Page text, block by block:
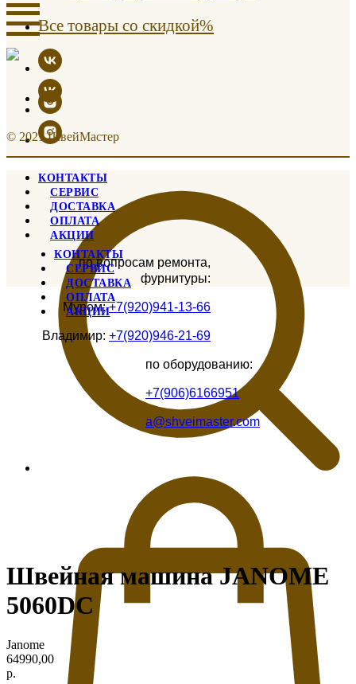
Все товары со скидкой%
© 2021 ШвейМастер
КОНТАКТЫ
СЕРВИС
ДОСТАВКА
ОПЛАТА
АКЦИИ
по вопросам ремонта,
фурнитуры:
Муром:+7(920)941-13-66
Владимир: +7(920)946-21-69
по оборудованию:
+7(906)6166951
a@shveimaster.com
КОНТАКТЫ
СЕРВИС
ДОСТАВКА
ОПЛАТА
АКЦИИ
Швейная машина JANOME
5060DC
Janome
64990,00
р.